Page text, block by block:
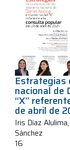
Estrategias
nacional de
“X”
de abril de
Iris Díaz
Sánchez
16